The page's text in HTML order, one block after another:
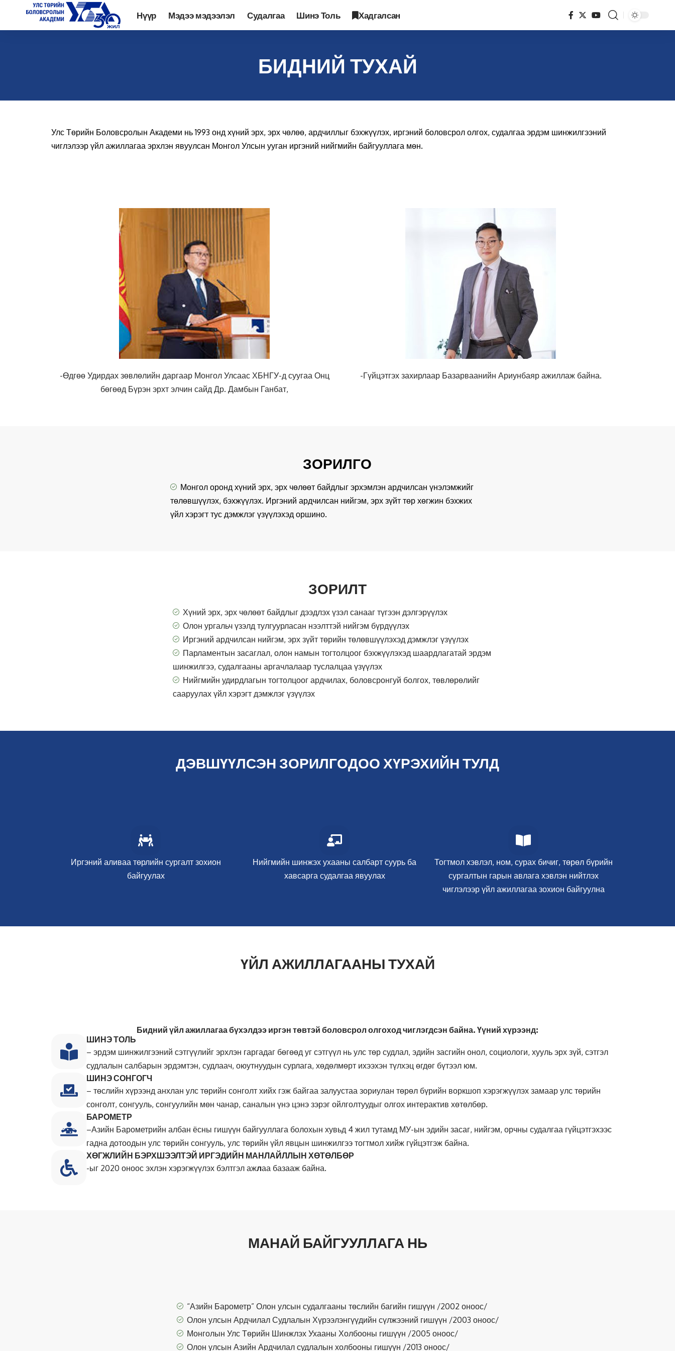
Нүүр Мэдээ мэдээлэл Судалгаа Шинэ Толь Хадгалсан
БИДНИЙ ТУХАЙ
Улс Төрийн Боловсролын Академи нь 1993 онд хүний эрх, эрх чөлөө, ардчиллыг бэхжүүлэх, иргэний боловсрол олгох, судалгаа эрдэм шинжилгээний
чиглэлээр үйл ажиллагаа эрхлэн явуулсан Монгол Улсын ууган иргэний нийгмийн байгууллага мөн.
-Өдгөө Удирдах зөвлөлийн даргаар Монгол Улсаас ХБНГУ-д суугаа Онц
бөгөөд Бүрэн эрхт элчин сайд Др. Дамбын Ганбат,
-Гүйцэтгэх захирлаар Базарваанийн Ариунбаяр ажиллаж байна.
ЗОРИЛГО
Монгол оронд хүний эрх, эрх чөлөөт байдлыг эрхэмлэн ардчилсан үнэлэмжийг
төлөвшүүлэх, бэхжүүлэх. Иргэний ардчилсан нийгэм, эрх зүйт төр хөгжин бэхжих
үйл хэрэгт тус дэмжлэг үзүүлэхэд оршино.
ЗОРИЛТ
Хүний эрх, эрх чөлөөт байдлыг дээдлэх үзэл санааг түгээн дэлгэрүүлэх
Олон ургальч үзэлд тулгуурласан нээлттэй нийгэм бүрдүүлэх
Иргэний ардчилсан нийгэм, эрх зүйт төрийн төлөвшүүлэхэд дэмжлэг үзүүлэх
Парламентын засаглал, олон намын тогтолцоог бэхжүүлэхэд шаардлагатай эрдэм
шинжилгээ, судалгааны аргачлалаар туслалцаа үзүүлэх
Нийгмийн удирдлагын тогтолцоог ардчилах, боловсронгуй болгох, төвлөрөлийг
сааруулах үйл хэрэгт дэмжлэг үзүүлэх
ДЭВШҮҮЛСЭН ЗОРИЛГОДОО ХҮРЭХИЙН ТУЛД
Иргэний аливаа төрлийн сургалт зохион
байгуулах
Нийгмийн шинжэх ухааны салбарт суурь ба
хавсарга судалгаа явуулах
Тогтмол хэвлэл, ном, сурах бичиг, төрөл бүрийн
сургалтын гарын авлага хэвлэн нийтлэх
чиглэлээр үйл ажиллагаа зохион байгуулна
ҮЙЛ АЖИЛЛАГААНЫ ТУХАЙ
Бидний үйл ажиллагаа бүхэлдээ иргэн төвтэй боловсрол олгоход чиглэгдсэн байна. Үүний хүрээнд:
ШИНЭ ТОЛЬ
– эрдэм шинжилгээний сэтгүүлийг эрхлэн гаргадаг бөгөөд уг сэтгүүл нь улс төр судлал, эдийн засгийн онол, социологи, хууль эрх зүй, сэтгэл
судлалын салбарын эрдэмтэн, судлаач, оюутнуудын сурлага, хөдөлмөрт ихээхэн түлхэц өгдөг бүтээл юм.
ШИНЭ СОНГОГЧ
– төслийн хүрээнд анхлан улс төрийн сонголт хийх гэж байгаа залуустаа зориулан төрөл бүрийн воркшоп хэрэгжүүлэх замаар улс төрийн
сонголт, сонгууль, сонгуулийн мөн чанар, саналын үнэ цэнэ зэрэг ойлголтуудыг олгох интерактив хөтөлбөр.
БАРОМЕТР
–Азийн Барометрийн албан ёсны гишүүн байгууллага болохын хувьд 4 жил тутамд МУ-ын эдийн засаг, нийгэм, орчны судалгаа гүйцэтгэхээс
гадна дотоодын улс төрийн сонгууль, улс төрийн үйл явцын шинжилгээ тогтмол хийж гүйцэтгэж байна.
ХӨГЖЛИЙН БЭРХШЭЭЛТЭЙ ИРГЭДИЙН МАНЛАЙЛЛЫН ХӨТӨЛБӨР
-ыг 2020 оноос эхлэн хэрэгжүүлэх бэлтгэл ажлаа базааж байна.
МАНАЙ БАЙГУУЛЛАГА НЬ
“Азийн Барометр” Олон улсын судалгааны төслийн багийн гишүүн /2002 оноос/
Олон улсын Ардчилал Судлалын Хүрээлэнгүүдийн сүлжээний гишүүн /2003 оноос/
Монголын Улс Төрийн Шинжлэх Ухааны Холбооны гишүүн /2005 оноос/
Олон улсын Азийн Ардчилал судлалын холбооны гишүүн /2013 оноос/